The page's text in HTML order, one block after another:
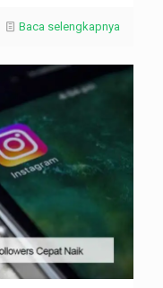
Baca selengkapnya